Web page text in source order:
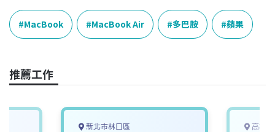
c
e
b
o
k
n
e
r
e
a
n
k
e
n
p
y
L
k
MacBook MacBook Air 多巴胺 蘋果
推薦工作
新北市林口區 高雄